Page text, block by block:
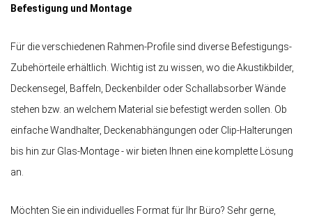
Befestigung und Montage
Für die verschiedenen Rahmen-Profile sind diverse Befestigungs-
Zubehörteile erhältlich. Wichtig ist zu wissen, wo die Akustikbilder,
Deckensegel, Baffeln, Deckenbilder oder Schallabsorber Wände
stehen bzw. an welchem Material sie befestigt werden sollen. Ob
einfache Wandhalter, Deckenabhängungen oder Clip-Halterungen
bis hin zur Glas-Montage - wir bieten Ihnen eine komplette Lösung
an.
Möchten Sie ein individuelles Format für Ihr Büro? Sehr gerne,